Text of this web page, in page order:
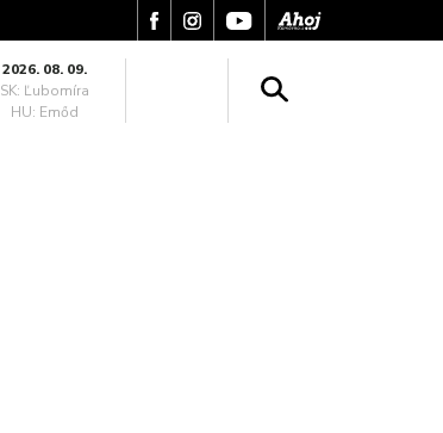
2026. 08. 09.
SK: Ľubomíra
HU: Emőd